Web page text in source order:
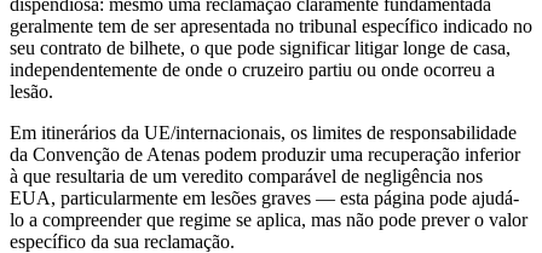
dispendiosa: mesmo uma reclamação claramente fundamentada
geralmente tem de ser apresentada no tribunal específico indicado no
seu contrato de bilhete, o que pode significar litigar longe de casa,
independentemente de onde o cruzeiro partiu ou onde ocorreu a
lesão.
Em itinerários da UE/internacionais, os limites de responsabilidade
da Convenção de Atenas podem produzir uma recuperação inferior
à que resultaria de um veredito comparável de negligência nos
EUA, particularmente em lesões graves — esta página pode ajudá-
lo a compreender que regime se aplica, mas não pode prever o valor
específico da sua reclamação.